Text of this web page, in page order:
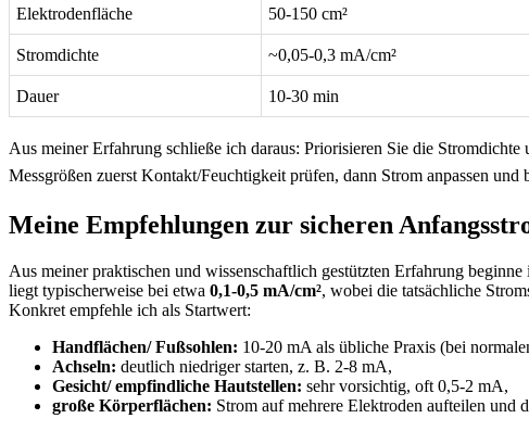
Elektrodenfläche 50-150 cm²
Stromdichte ~0,05-0,3 mA/cm²
Dauer 10-30 min
Aus⁣ meiner Erfahrung schließe ich daraus: Priorisieren Sie die
Messgrößen zuerst‍ Kontakt/Feuchtigkeit prüfen, dann Strom ​anpassen und
Meine Empfehlungen zur sicheren
Aus meiner‍ praktischen und wissenschaftlich​ gestützten Erfahrung
liegt typischerweise bei etwa 0,1-0,5 mA/cm², wobei die tatsächliche
Konkret empfehle ich als Startwert:
Handflächen/ Fußsohlen: 10-20 mA als übliche Praxis (bei
Achseln: deutlich niedriger starten, z. ⁢B.⁢ 2-8 mA,
Gesicht/ empfindliche Hautstellen: sehr ​vorsichtig, oft 0,5-2 ​mA,
große Körperflächen: Strom auf ‍mehrere Elektroden aufteilen und